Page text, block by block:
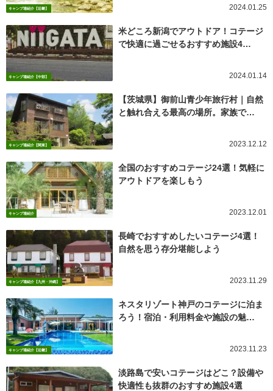
キャンプ場紹介【近畿】 2024.01.25
キャンプ場紹介【中部】
米どころ新潟でアウトドア！コテージ
で快適に過ごせるおすすめ施設4…
2024.01.14
キャンプ場紹介【関東】
【茨城県】御前山青少年旅行村｜自然
と触れ合える最高の場所。家族で…
2023.12.12
キャンプ場紹介
全国のおすすめコテージ24選！気軽に
アウトドアを楽しもう
2023.12.01
キャンプ場紹介【九州・沖縄】
長崎でおすすめしたいコテージ4選！
自然を思う存分堪能しよう
2023.11.29
キャンプ場紹介【近畿】
ネスタリゾート神戸のコテージに泊ま
ろう！宿泊・利用料金や施設の魅…
2023.11.23
淡路島で安いコテージはどこ？設備や
快適性も抜群のおすすめ施設4選